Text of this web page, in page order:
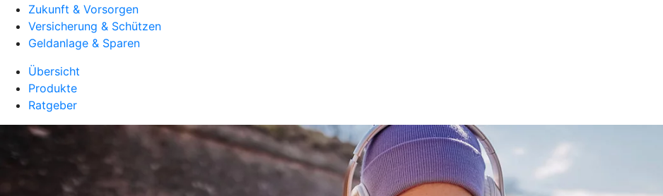
Zukunft & Vorsorgen
Versicherung & Schützen
Geldanlage & Sparen
Übersicht
Produkte
Ratgeber